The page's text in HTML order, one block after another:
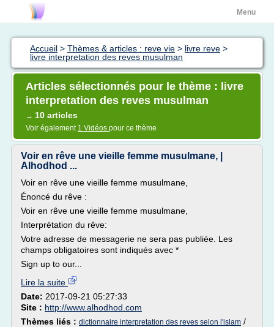
Menu
Accueil > Thèmes & articles : reve vie > livre reve >
livre interpretation des reves musulman
Articles sélectionnés pour le thème : livre
interpretation des reves musulman
→ 10 articles
Voir également 1 Vidéos pour ce thème
Voir en rêve une vieille femme musulmane, |
Alhodhod ...
Voir en rêve une vieille femme musulmane,
Énoncé du rêve :
Voir en rêve une vieille femme musulmane,
Interprétation du rêve:
Votre adresse de messagerie ne sera pas publiée. Les
champs obligatoires sont indiqués avec *
Sign up to our...
Lire la suite
Date: 2017-09-21 05:27:33
Site : http://www.alhodhod.com
Thèmes liés : dictionnaire interpretation des reves selon l'islam /